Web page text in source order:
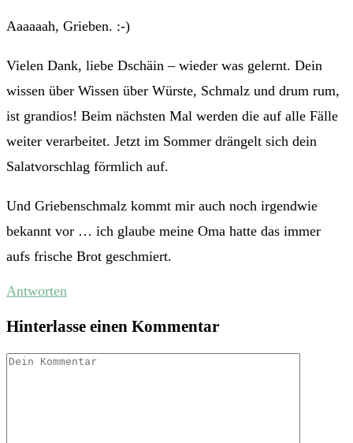
Aaaaaah, Grieben. :-)
Vielen Dank, liebe Dschäin – wieder was gelernt. Dein
wissen über Wissen über Würste, Schmalz und drum rum,
ist grandios! Beim nächsten Mal werden die auf alle Fälle
weiter verarbeitet. Jetzt im Sommer drängelt sich dein
Salatvorschlag förmlich auf.
Und Griebenschmalz kommt mir auch noch irgendwie
bekannt vor … ich glaube meine Oma hatte das immer
aufs frische Brot geschmiert.
Antworten
Hinterlasse einen Kommentar